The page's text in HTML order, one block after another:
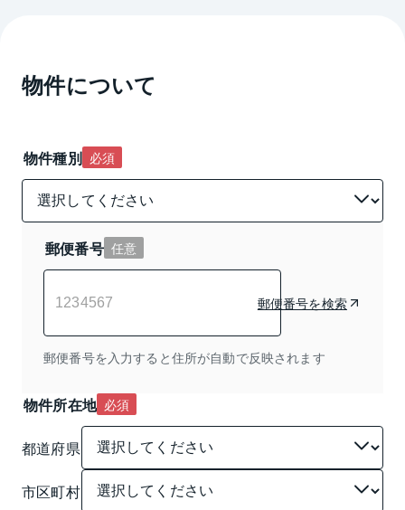
物件について
物件種別 必須
郵便番号 任意
郵便番号を検索
郵便番号を入力すると住所が自動で反映されます
物件所在地 必須
都道府県
市区町村